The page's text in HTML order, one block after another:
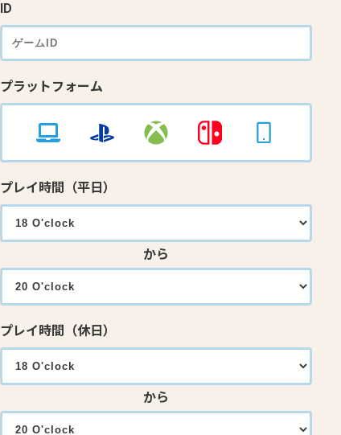
ID
プラットフォーム
プレイ時間（平日）
から
プレイ時間（休日）
から